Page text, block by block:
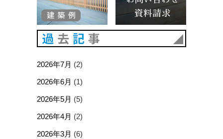
2026年7月 (2)
2026年6月 (1)
2026年5月 (5)
2026年4月 (2)
2026年3月 (6)